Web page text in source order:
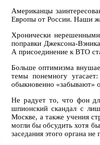
Американцы
Европы от России. Наши
Хронически
поправки Джексона-
А присоединение к ВТО
Больше оптимизма
темы понемногу
обыкновенно «забывают»
Не радует то, что фон
шпионский скандал с
Москве, а также учения
могли бы обсудить хотя
заседания этого органа